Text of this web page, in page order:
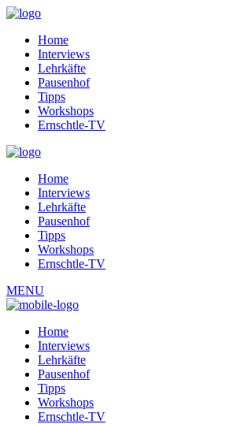
Home
Interviews
Lehrkäfte
Pausenhof
Tipps
Workshops
Ernschtle-TV
Home
Interviews
Lehrkäfte
Pausenhof
Tipps
Workshops
Ernschtle-TV
MENU
Home
Interviews
Lehrkäfte
Pausenhof
Tipps
Workshops
Ernschtle-TV